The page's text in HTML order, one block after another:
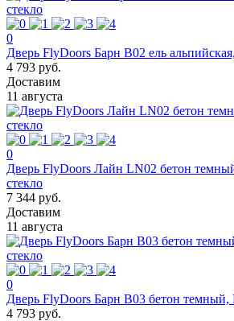
0
Дверь FlyDoors Барн B02 ель
4 793 руб.
Доставим
11 августа
0
Дверь FlyDoors Лайн LN02 бетон
стекло
7 344 руб.
Доставим
11 августа
0
Дверь FlyDoors Барн B03 бетон
4 793 руб.